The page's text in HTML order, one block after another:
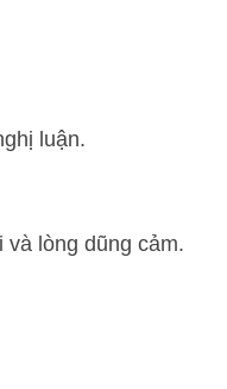
luận.
lòng dũng cảm.